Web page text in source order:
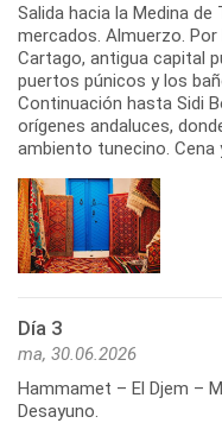
Salida hacia la Medina
mercados. Almuerzo.
Cartago, antigua capital
puertos púnicos y los
Continuación hasta Sidi
orígenes andaluces,
ambiento tunecino. Cena
Día 3
ma, 30.06.2026
Hammamet – El Djem –
Desayuno.